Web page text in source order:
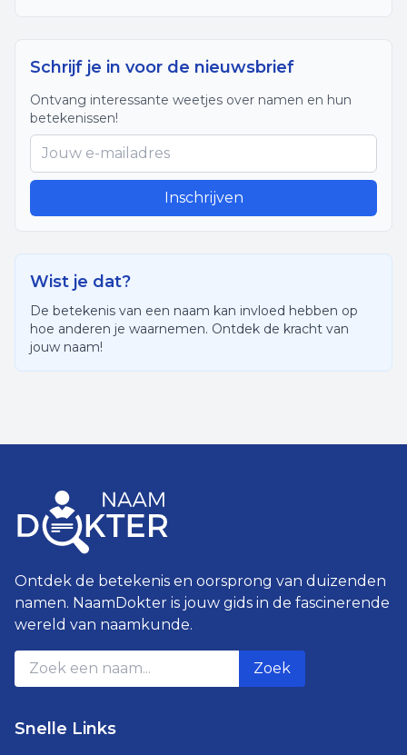
Schrijf je in voor de nieuwsbrief
Ontvang interessante weetjes over namen en hun
betekenissen!
Inschrijven
Wist je dat?
De betekenis van een naam kan invloed hebben op
hoe anderen je waarnemen. Ontdek de kracht van
jouw naam!
Ontdek de betekenis en oorsprong van duizenden
namen. NaamDokter is jouw gids in de fascinerende
wereld van naamkunde.
Zoek
Snelle Links